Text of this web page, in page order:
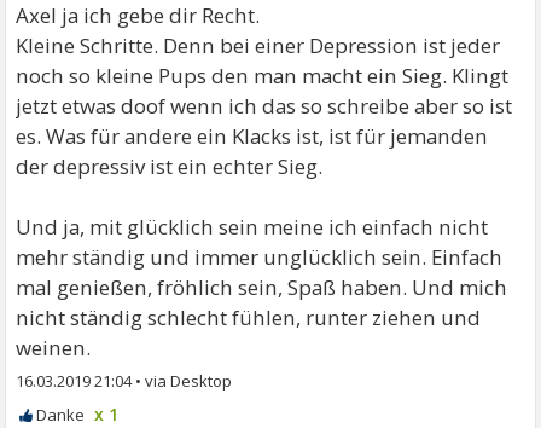
Axel ja ich gebe dir Recht.
Kleine Schritte. Denn bei einer Depression ist jeder
noch so kleine Pups den man macht ein Sieg. Klingt
jetzt etwas doof wenn ich das so schreibe aber so ist
es. Was für andere ein Klacks ist, ist für jemanden
der depressiv ist ein echter Sieg.
Und ja, mit glücklich sein meine ich einfach nicht
mehr ständig und immer unglücklich sein. Einfach
mal genießen, fröhlich sein, Spaß haben. Und mich
nicht ständig schlecht fühlen, runter ziehen und
weinen.
16.03.2019 21:04•
x 1